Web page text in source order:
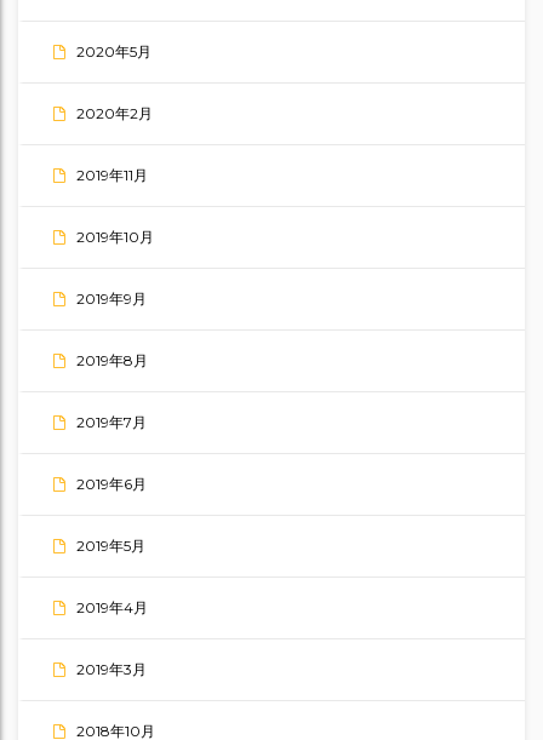
2020年5月
2020年2月
2019年11月
2019年10月
2019年9月
2019年8月
2019年7月
2019年6月
2019年5月
2019年4月
2019年3月
2018年10月